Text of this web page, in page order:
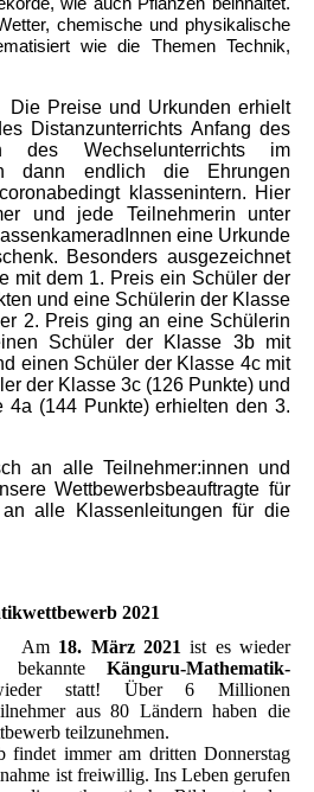
chemische und physikalische
wie die Themen Technik,
Die Preise und Urkunden erhielt
Distanzunterrichts Anfang des
des Wechselunterrichts im
dann endlich die Ehrungen
klassenintern. Hier
und jede Teilnehmerin unter
eine Urkunde
Besonders ausgezeichnet
mit dem 1. Preis ein Schüler der
und eine Schülerin der Klasse
2. Preis ging an eine Schülerin
Schüler der Klasse 3b mit
einen Schüler der Klasse 4c mit
der Klasse 3c (126 Punkte) und
4a (144 Punkte) erhielten den 3.
an alle Teilnehmer:innen und
Wettbewerbsbeauftragte für
alle Klassenleitungen für die
2021
Am 18. März 2021 ist es wieder
bekannte Känguru-Mathematik-
statt! Über 6 Millionen
aus 80 Ländern haben die
teilzunehmen.
findet immer am dritten Donnerstag
ist freiwillig. Ins Leben gerufen